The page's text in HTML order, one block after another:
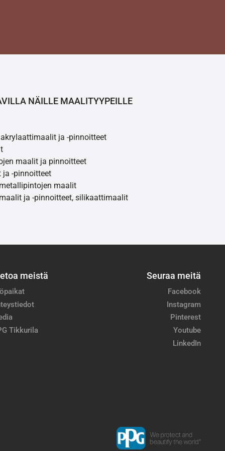
NÄILLE MAALITYYPEILLE
ja -pinnoitteet
maalit ja pinnoitteet
ja -pinnoitteet
maalit
ja -pinnoitteet, silikaattimaalit
meistä
Tikkurila
Seuraa meitä
Facebook
Instagram
Pinterest
Youtube
LinkedIn